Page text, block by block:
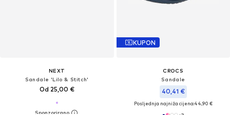
NEXT
Sandale 'Lilo & Stitch'
Od 25,00 €
KUPON
CROCS
Sandale
40,41 €
Posljednja najniža cijena:44,90 €